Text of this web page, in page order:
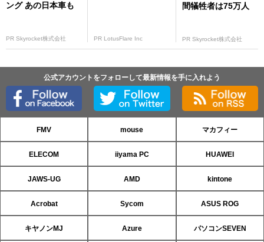
ング あの日本車も
PR Skyrocket株式会社 PR LotusFlare Inc
間犠牲者は75万人
PR Skyrocket株式会社
公式アカウントをフォローして最新情報を手に入れよう
FMV mouse マカフィー
ELECOM iiyama PC HUAWEI
JAWS-UG AMD kintone
Acrobat Sycom ASUS ROG
キヤノンMJ Azure パソコンSEVEN